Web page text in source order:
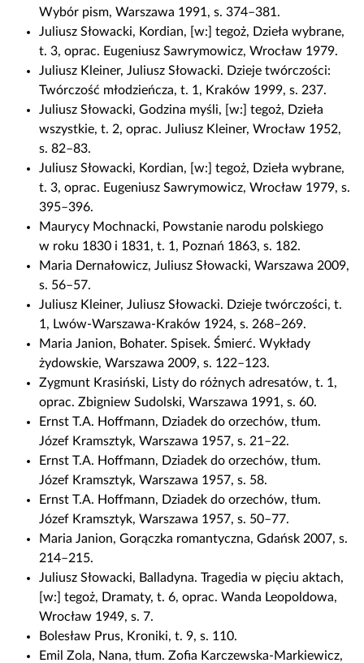
Wybór pism, Warszawa 1991, s. 374–381.
Juliusz Słowacki, Kordian, [w:] tegoż, Dzieła wybrane,
t. 3, oprac. Eugeniusz Sawrymowicz, Wrocław 1979.
Juliusz Kleiner, Juliusz Słowacki. Dzieje twórczości:
Twórczość młodzieńcza, t. 1, Kraków 1999, s. 237.
Juliusz Słowacki, Godzina myśli, [w:] tegoż, Dzieła
wszystkie, t. 2, oprac. Juliusz Kleiner, Wrocław 1952,
s. 82–83.
Juliusz Słowacki, Kordian, [w:] tegoż, Dzieła wybrane,
t. 3, oprac. Eugeniusz Sawrymowicz, Wrocław 1979, s.
395–396.
Maurycy Mochnacki, Powstanie narodu polskiego
w roku 1830 i 1831, t. 1, Poznań 1863, s. 182.
Maria Dernałowicz, Juliusz Słowacki, Warszawa 2009,
s. 56–57.
Juliusz Kleiner, Juliusz Słowacki. Dzieje twórczości, t.
1, Lwów-Warszawa-Kraków 1924, s. 268–269.
Maria Janion, Bohater. Spisek. Śmierć. Wykłady
żydowskie, Warszawa 2009, s. 122–123.
Zygmunt Krasiński, Listy do różnych adresatów, t. 1,
oprac. Zbigniew Sudolski, Warszawa 1991, s. 60.
Ernst T.A. Hoffmann, Dziadek do orzechów, tłum.
Józef Kramsztyk, Warszawa 1957, s. 21–22.
Ernst T.A. Hoffmann, Dziadek do orzechów, tłum.
Józef Kramsztyk, Warszawa 1957, s. 58.
Ernst T.A. Hoffmann, Dziadek do orzechów, tłum.
Józef Kramsztyk, Warszawa 1957, s. 50–77.
Maria Janion, Gorączka romantyczna, Gdańsk 2007, s.
214–215.
Juliusz Słowacki, Balladyna. Tragedia w pięciu aktach,
[w:] tegoż, Dramaty, t. 6, oprac. Wanda Leopoldowa,
Wrocław 1949, s. 7.
Bolesław Prus, Kroniki, t. 9, s. 110.
Emil Zola, Nana, tłum. Zofia Karczewska-Markiewicz,